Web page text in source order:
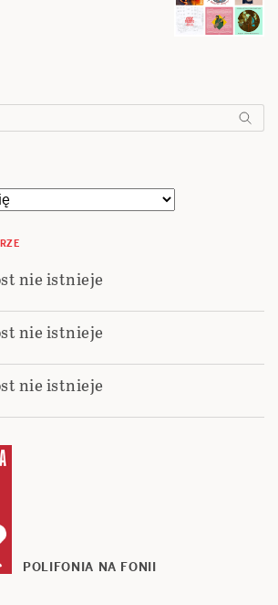
nie istnieje
nie istnieje
nie istnieje
POLIFONIA NA FONII